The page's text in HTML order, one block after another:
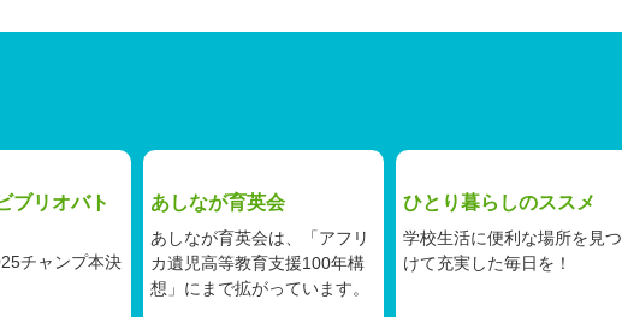
ブリオバト
チャンプ本決
あしなが育英会
あしなが育英会は、「アフリ
カ遺児高等教育支援100年構
想」にまで拡がっています。
ひとり暮らしのススメ
学校生活に便利な場所を見つ
けて充実した毎日を！